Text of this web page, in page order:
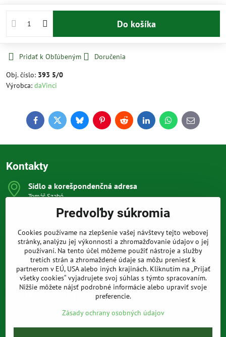
Do košíka
Pridať k Obľúbeným
Doručenia
Obj. číslo: 393 5/0
Výrobca: daVinci
FacebookTwitterBlueskyPinterestReddit LinkedInWhatsApp
E-
mail
Kontakty
Sídlo a korešpondenčná adresa
Tomáš Szabó
851 03 Bratislava
Sme internetový obchod, nemáme kamennú predajňu.
0903 709 305
(08:00 - 20:00 vrátane víkendov a sviatkov)
info​@prakticke-naradie​.sk
Všetko k nákupu
Predvoľby súkromia
Cookies používame na zlepšenie vašej návštevy tejto webovej
stránky, analýzu jej výkonnosti a zhromažďovanie údajov o jej
používaní. Na tento účel môžeme použiť nástroje a služby
tretích strán a zhromaždené údaje sa môžu preniesť k
partnerom v EÚ, USA alebo iných krajinách. Kliknutím na „Prijať
všetky cookies“ vyjadrujete svoj súhlas s týmto spracovaním.
Nižšie môžete nájsť podrobné informácie alebo upraviť svoje
preferencie.
Zásady ochrany osobných údajov